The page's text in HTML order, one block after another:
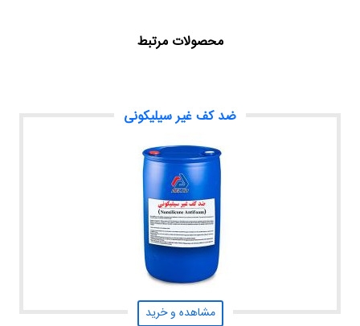
محصولات مرتبط
ضد کف غیر سیلیکونی
مشاهده و خرید